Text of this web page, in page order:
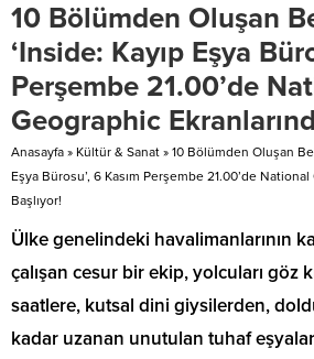
28 Mayıs’tan itibaren
sadece Disney+’ta!
10 Bölümden Oluşan
‘Inside: Kayıp Eşya
Perşembe 21.00’de
Geographic
Anasayfa » Kültür & Sanat » 10 Bölümden Oluşan
Eşya Bürosu’, 6 Kasım Perşembe 21.00’de
Başlıyor!
Ülke genelindeki havalimanlarının
çalışan cesur bir ekip, yolcuları göz
saatlere, kutsal dini giysilerden,
kadar uzanan unutulan tuhaf